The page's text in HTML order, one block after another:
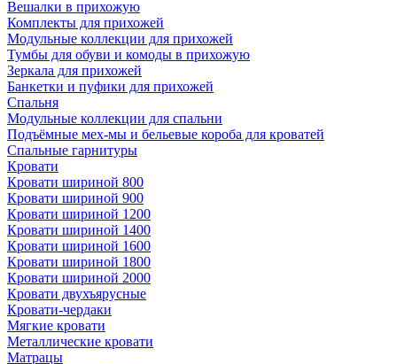
Вешалки в прихожую
Комплекты для прихожей
Модульные коллекции для прихожей
Тумбы для обуви и комоды в прихожую
Зеркала для прихожей
Банкетки и пуфики для прихожей
Спальня
Модульные коллекции для спальни
Подъёмные мех-мы и бельевые короба для кроватей
Спальные гарнитуры
Кровати
Кровати шириной 800
Кровати шириной 900
Кровати шириной 1200
Кровати шириной 1400
Кровати шириной 1600
Кровати шириной 1800
Кровати шириной 2000
Кровати двухъярусные
Кровати-чердаки
Мягкие кровати
Металлические кровати
Матрацы